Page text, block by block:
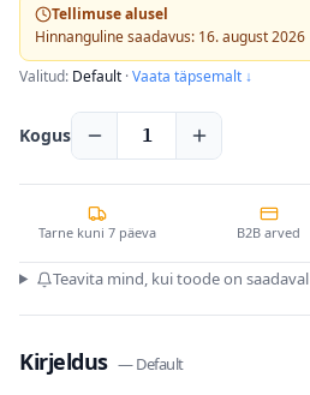
Tellimuse alusel
Hinnanguline saadavus: 16. august 2026
Valitud: Default ·Vaata täpsemalt ↓
Kogus 1
Tarne kuni 7 päeva B2B arved
Teavita mind, kui toode on saadaval
Kirjeldus —Default